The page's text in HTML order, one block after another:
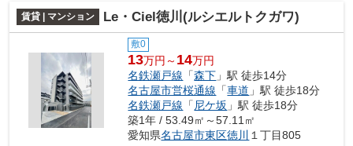
賃貸 | マンション Le・Ciel徳川(ルシエルトクガワ)
敷0
13万円～ 14万円
名鉄瀬戸線 「森下 」駅 徒歩14分
名古屋市営桜通線 「車道 」駅 徒歩18分
名鉄瀬戸線 「尼ケ坂 」駅 徒歩18分
築1年 / 53.49㎡～57.11㎡
愛知県名古屋市東区徳川 １丁目805